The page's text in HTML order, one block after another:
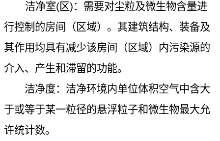
洁净室(区)：需要对尘粒及微生物含量进
行控制的房间（区域）。其建筑结构、装备及
其作用均具有减少该房间（区域）内污染源的
介入、产生和滞留的功能。
洁净度：洁净环境内单位体积空气中含大
于或等于某一粒径的悬浮粒子和微生物最大允
许统计数。